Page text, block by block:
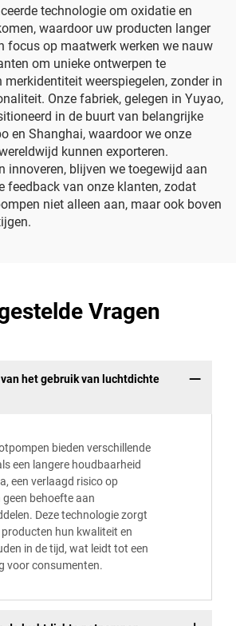
technologie om oxidatie en
waardoor uw producten langer
focus op maatwerk werken we nauw
om unieke ontwerpen te
weerspiegelen, zonder in
Onze fabriek, gelegen in Yuyao,
in de buurt van belangrijke
en Shanghai, waardoor we onze
kunnen exporteren.
innoveren, blijven we toegewijd aan
feedback van onze klanten, zodat
niet alleen aan, maar ook boven
Vragen
het gebruik van luchtdichte
bieden verschillende
een langere houdbaarheid
een verlaagd risico op
behoefte aan
Deze technologie zorgt
hun kwaliteit en
in de tijd, wat leidt tot een
voor consumenten.